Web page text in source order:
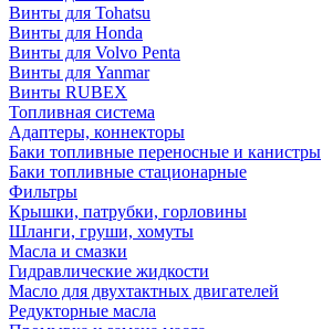
Винты для Tohatsu
Винты для Honda
Винты для Volvo Penta
Винты для Yanmar
Винты RUBEX
Топливная система
Адаптеры, коннекторы
Баки топливные переносные и канистры
Баки топливные стационарные
Фильтры
Крышки, патрубки, горловины
Шланги, груши, хомуты
Масла и смазки
Гидравлические жидкости
Масло для двухтактных двигателей
Редукторные масла